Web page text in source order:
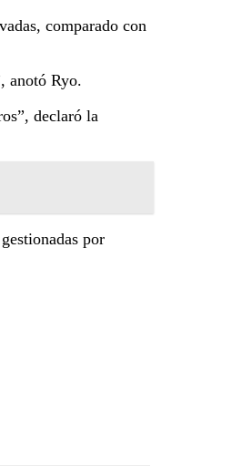
comparado con
anotó Ryo.
declaró la
por